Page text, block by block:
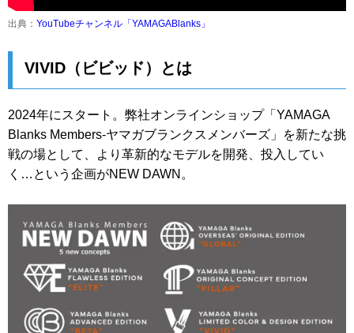
出典： YouTubeチャンネル「YAMAGABlanks」
VIVID（ビビッド）とは
2024年にスタート。弊社オンラインショップ「YAMAGA
Blanks Members-ヤマガブランクスメンバーズ」を新たな挑
戦の場として、より革新的なモデルを開発、投入してい
く…という企画がNEW DAWN。